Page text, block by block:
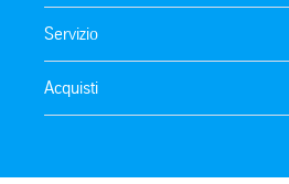
Servizio
Acquisti